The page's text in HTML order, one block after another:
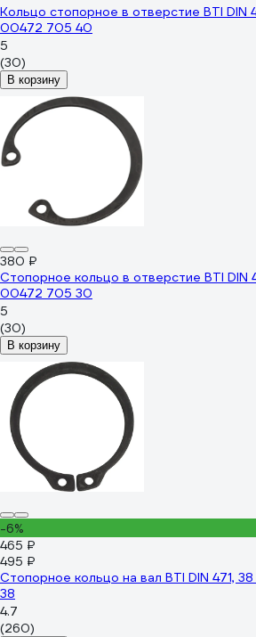
Кольцо стопорное в отверстие BTI DIN
00472 705 40
5
(30)
В корзину
380 ₽
Стопорное кольцо в отверстие BTI DIN
00472 705 30
5
(30)
В корзину
-6%
465 ₽
495 ₽
Стопорное кольцо на вал BTI DIN 471,
38
4.7
(260)